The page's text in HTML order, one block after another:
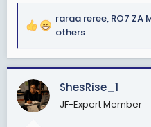
R
a
c
t
i
o
raraa reree, RO7 ZA
others
ShesRise_1
JF-Expert Member